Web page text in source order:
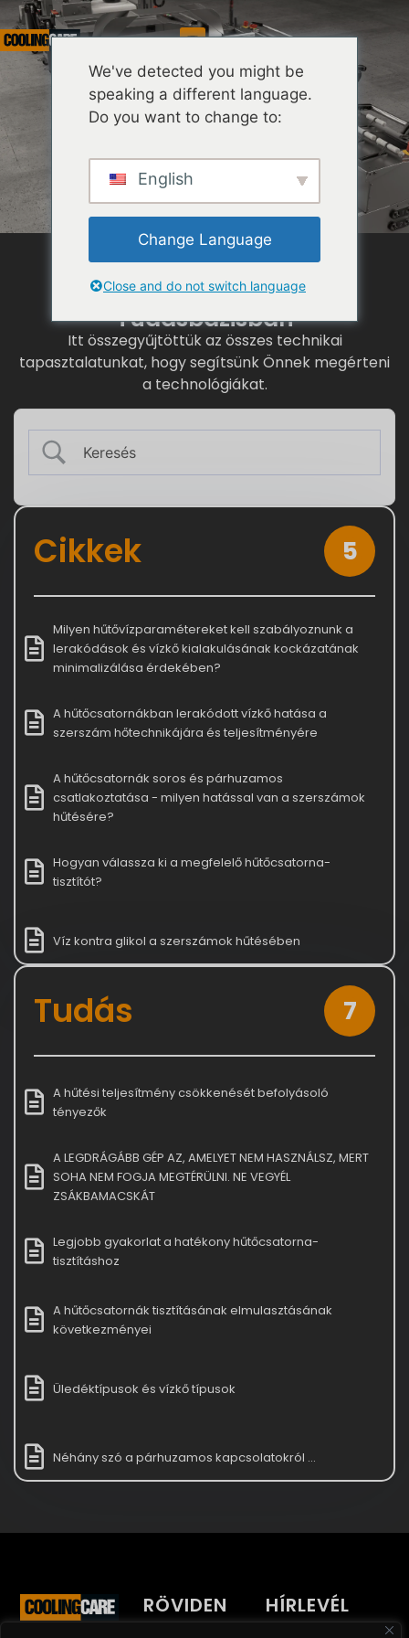
Szolgáltatás
Üdvözöljük a Coolingcare
Tudásbázisban
Itt összegyűjtöttük az összes technikai
tapasztalatunkat, hogy segítsünk Önnek megérteni
a technológiákat.
Cikkek 5
Milyen hűtővízparamétereket kell szabályoznunk a
lerakódások és vízkő kialakulásának kockázatának
minimalizálása érdekében?
A hűtőcsatornákban lerakódott vízkő hatása a
szerszám hőtechnikájára és teljesítményére
A hűtőcsatornák soros és párhuzamos
csatlakoztatása - milyen hatással van a szerszámok
hűtésére?
Hogyan válassza ki a megfelelő hűtőcsatorna-
tisztítót?
Víz kontra glikol a szerszámok hűtésében
Tudás 7
A hűtési teljesítmény csökkenését befolyásoló
tényezők
A LEGDRÁGÁBB GÉP AZ, AMELYET NEM HASZNÁLSZ, MERT
SOHA NEM FOGJA MEGTÉRÜLNI. NE VEGYÉL
ZSÁKBAMACSKÁT
Legjobb gyakorlat a hatékony hűtőcsatorna-
tisztításhoz
A hűtőcsatornák tisztításának elmulasztásának
következményei
Üledéktípusok és vízkő típusok
Néhány szó a párhuzamos kapcsolatokról ...
RÖVIDEN HÍRLEVÉL
Tartsa naprakészen
We've detected you might be
speaking a different language.
Do you want to change to:
English
Change Language
Close and do not switch language